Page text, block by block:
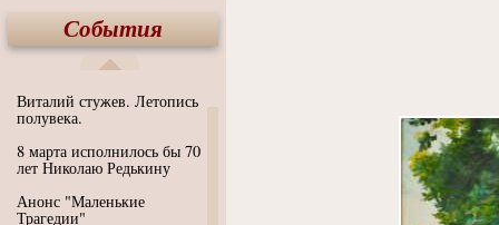
События
Виталий стужев. Летопись
полувека.
8 марта исполнилось бы 70
лет Николаю Редькину
Анонс "Маленькие
Трагедии"